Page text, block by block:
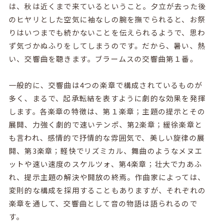
は、秋は近くまで来ているということ。夕立が去った後
のヒヤリとした空気に袖なしの腕を撫でられると、お祭
りはいつまでも続かないことを伝えられるようで、思わ
ず気づかぬふりをしてしまうのです。だから、暑い、熱
い、交響曲を聴きます。ブラームスの交響曲第１番。
一般的に、交響曲は4つの楽章で構成されているものが
多く、まるで、起承転結を表すように劇的な効果を発揮
します。各楽章の特徴は、第１楽章；主題の提示とその
展開、力強く劇的で速いテンポ、第2楽章；緩徐楽章と
も言われ、感情的で抒情的な雰囲気で、美しい旋律の展
開、第3楽章；軽快でリズミカル、舞曲のようなメヌエ
ットや速い速度のスケルツォ、第4楽章；壮大で力あふ
れ、提示主題の解決や開放の終焉。作曲家によっては、
変則的な構成を採用することもありますが、それぞれの
楽章を通して、交響曲として音の物語は語られるので
す。